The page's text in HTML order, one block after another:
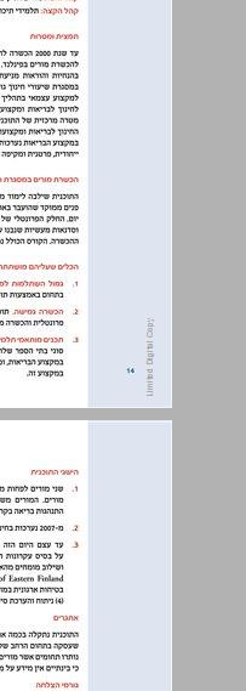
1.2. גישת "שילוב חינוך להתנהגות בטוחה בתוכניות הלימודים" ... 14